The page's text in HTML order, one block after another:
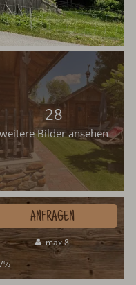
28
Bilder ansehen
max 8
ANFRAGEN